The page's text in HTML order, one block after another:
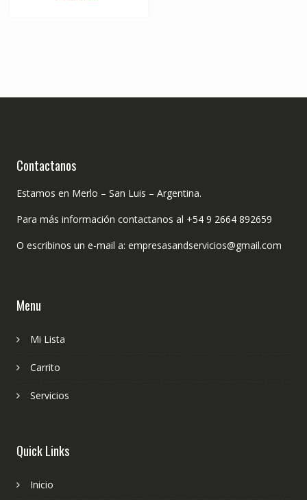
Contactanos
Estamos en Merlo – San Luis – Argentina.
Para más información contactanos al +54 9 2664 892659
O escribinos un e-mail a: empresasandservicios@gmail.com
Menu
Mi Lista
Carrito
Servicios
Quick Links
Inicio